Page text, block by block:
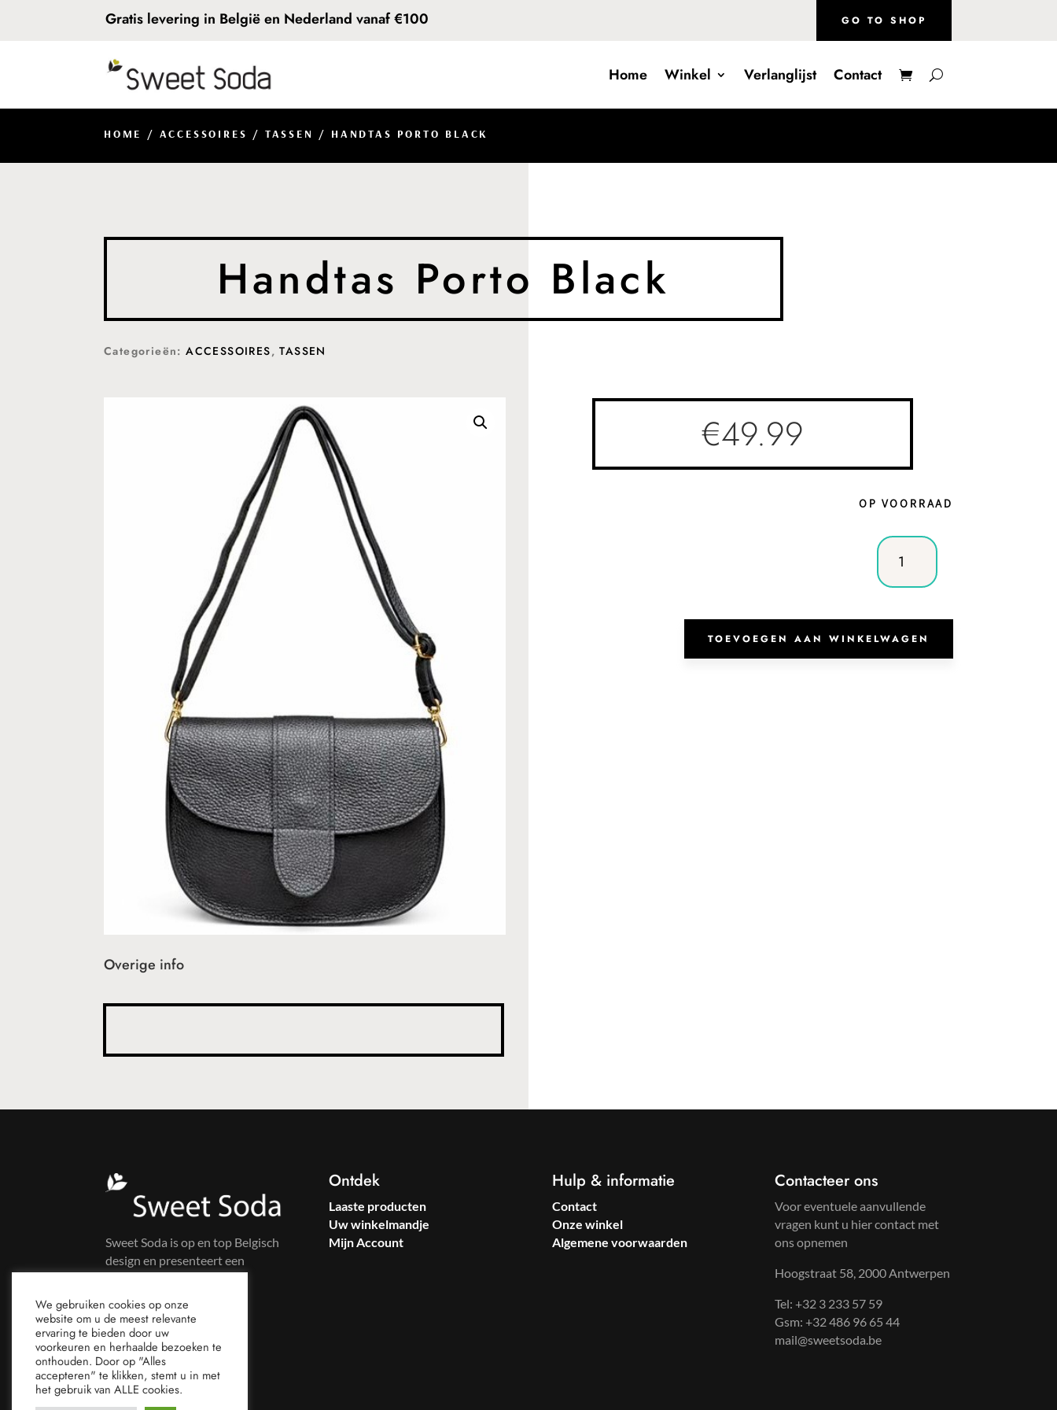
Gratis levering in België en Nederland vanaf €100 GO TO SHOP
Home Winkel Verlanglijst Contact
HOME / ACCESSOIRES / TASSEN / HANDTAS PORTO BLACK
Handtas Porto Black
Categorieën:ACCESSOIRES,TASSEN
Overige info
€49.99
OP VOORRAAD
Handtas
Porto
Black
TOEVOEGEN AAN WINKELWAGEN
Sweet Soda is op en top Belgisch
design en presenteert een
zelfbewuste vrouwen.
Ontdek
Laaste producten
Uw winkelmandje
Mijn Account
Hulp & informatie
Contact
Onze winkel
Algemene voorwaarden
Contacteer ons
Voor eventuele aanvullende
vragen kunt u hier contact met
ons opnemen
Hoogstraat 58, 2000 Antwerpen
Tel: +32 3 233 57 59
Gsm: +32 486 96 65 44
mail@sweetsoda.be
We gebruiken cookies op onze
website om u de meest relevante
ervaring te bieden door uw
voorkeuren en herhaalde bezoeken te
onthouden. Door op "Alles
accepteren" te klikken, stemt u in met
het gebruik van ALLE cookies.